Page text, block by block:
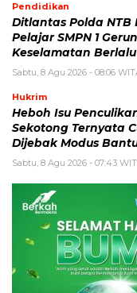
Pendidikan
Ditlantas Polda NTB
Pelajar SMPN 1
Keselamatan
Sabtu, 8 Agu 2026 - 08:06
Hukrim
Heboh Isu
Sekotong Ternyata
Dijebak Modus
Sabtu, 8 Agu 2026 - 07:43